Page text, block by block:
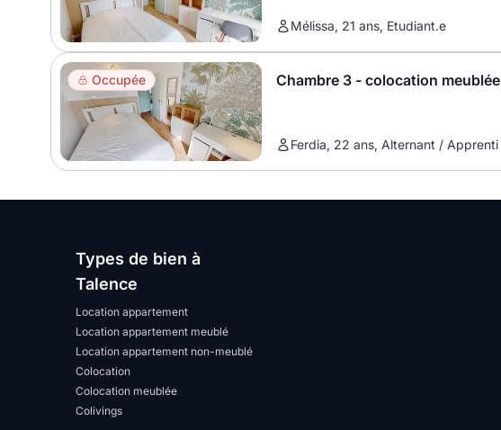
Mélissa, 21 ans, Etudiant.e
Occupée Chambre 3 - colocation meublée
Ferdia, 22 ans, Alternant / Apprenti
Types de bien à
Talence
Location appartement
Location appartement meublé
Location appartement non-meublé
Colocation
Colocation meublée
Colivings